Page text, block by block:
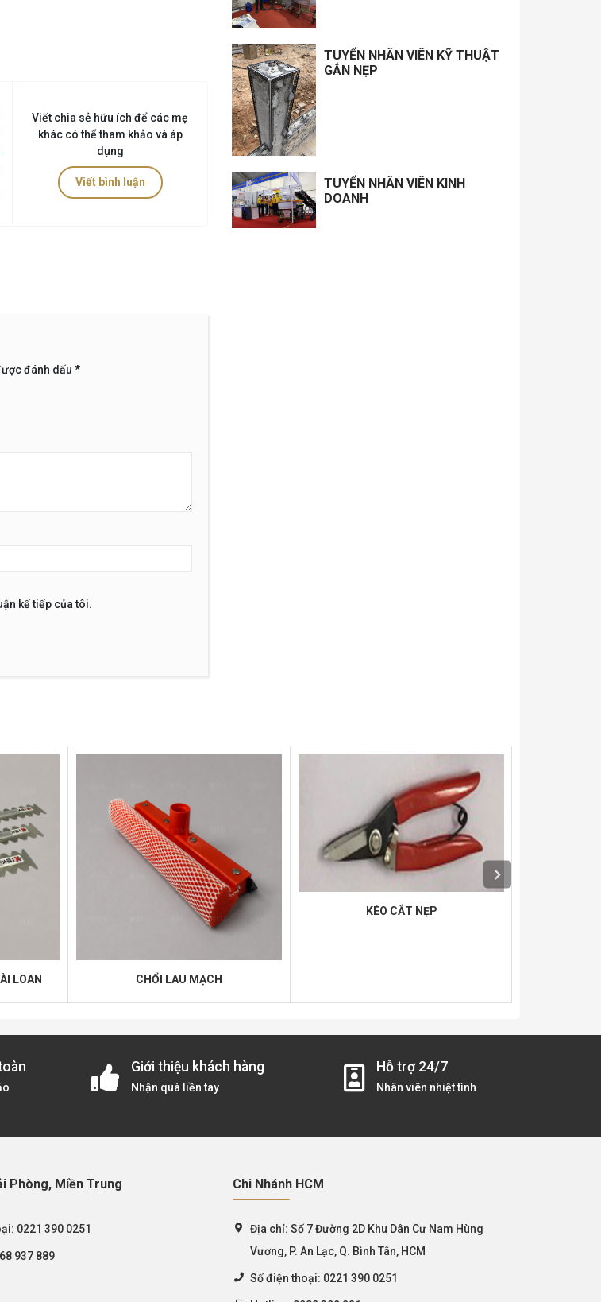
Viết chia sẻ hữu ích để các mẹ
khác có thể tham khảo và áp
dụng
Viết bình luận
đánh dấu *
kế tiếp của tôi.
TUYỂN NHÂN VIÊN KỸ THUẬT
GẮN NẸP
TUYỂN NHÂN VIÊN KINH
DOANH
LOAN CHỔI LAU MẠCH
KÉO CẮT NẸP
Giới thiệu khách hàng
Nhận quà liền tay
Hỗ trợ 24/7
Nhân viên nhiệt tình
Phòng, Miền Trung
0221 390 0251
937 889
Chi Nhánh HCM
Địa chỉ: Số 7 Đường 2D Khu Dân Cư Nam Hùng
Vương, P. An Lạc, Q. Bình Tân, HCM
Số điện thoại: 0221 390 0251